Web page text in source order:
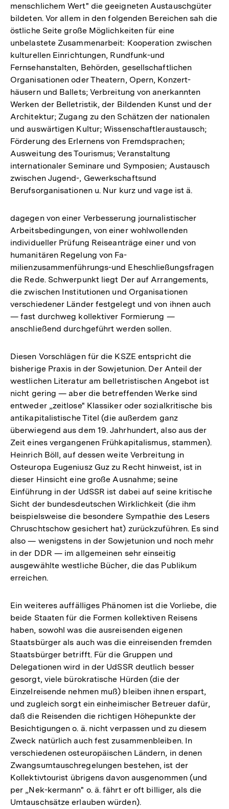
menschlichem Wert" die geeigneten Austauschgüter
bildeten. Vor allem in den folgenden Bereichen sah die
östliche Seite große Möglichkeiten für eine
unbelastete Zusammenarbeit: Kooperation zwischen
kulturellen Einrichtungen, Rundfunk-und
Fernsehanstalten, Behörden, gesellschaftlichen
Organisationen oder Theatern, Opern, Konzert-
häusern und Ballets; Verbreitung von anerkannten
Werken der Belletristik, der Bildenden Kunst und der
Architektur; Zugang zu den Schätzen der nationalen
und auswärtigen Kultur; Wissenschaftleraustausch;
Förderung des Erlernens von Fremdsprachen;
Ausweitung des Tourismus; Veranstaltung
internationaler Seminare und Symposien; Austausch
zwischen Jugend-, Gewerkschaftsund
Berufsorganisationen u. Nur kurz und vage ist ä.
dagegen von einer Verbesserung journalistischer
Arbeitsbedingungen, von einer wohlwollenden
individueller Prüfung Reiseanträge einer und von
humanitären Regelung von Fa-
milienzusammenführungs-und Eheschließungsfragen
die Rede. Schwerpunkt liegt Der auf Arrangements,
die zwischen Institutionen und Organisationen
verschiedener Länder festgelegt und von ihnen auch
— fast durchweg kollektiver Formierung —
anschließend durchgeführt werden sollen.
Diesen Vorschlägen für die KSZE entspricht die
bisherige Praxis in der Sowjetunion. Der Anteil der
westlichen Literatur am belletristischen Angebot ist
nicht gering — aber die betreffenden Werke sind
entweder „zeitlose" Klassiker oder sozialkritische bis
antikapitalistische Titel (die außerdem ganz
überwiegend aus dem 19. Jahrhundert, also aus der
Zeit eines vergangenen Frühkapitalismus, stammen).
Heinrich Böll, auf dessen weite Verbreitung in
Osteuropa Eugeniusz Guz zu Recht hinweist, ist in
dieser Hinsicht eine große Ausnahme; seine
Einführung in der UdSSR ist dabei auf seine kritische
Sicht der bundesdeutschen Wirklichkeit (die ihm
beispielsweise die besondere Sympathie des Lesers
Chruschtschow gesichert hat) zurückzuführen. Es sind
also — wenigstens in der Sowjetunion und noch mehr
in der DDR — im allgemeinen sehr einseitig
ausgewählte westliche Bücher, die das Publikum
erreichen.
Ein weiteres auffälliges Phänomen ist die Vorliebe, die
beide Staaten für die Formen kollektiven Reisens
haben, sowohl was die ausreisenden eigenen
Staatsbürger als auch was die einreisenden fremden
Staatsbürger betrifft. Für die Gruppen und
Delegationen wird in der UdSSR deutlich besser
gesorgt, viele bürokratische Hürden (die der
Einzelreisende nehmen muß) bleiben ihnen erspart,
und zugleich sorgt ein einheimischer Betreuer dafür,
daß die Reisenden die richtigen Höhepunkte der
Besichtigungen o. ä. nicht verpassen und zu diesem
Zweck natürlich auch fest zusammenbleiben. In
verschiedenen osteuropäischen Ländern, in denen
Zwangsumtauschregelungen bestehen, ist der
Kollektivtourist übrigens davon ausgenommen (und
per „Nek-kermann" o. ä. fährt er oft billiger, als die
Umtauschsätze erlauben würden).